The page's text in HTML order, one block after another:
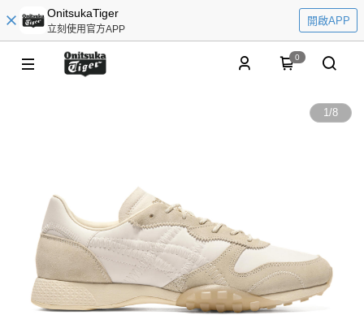
OnitsukaTiger
立刻使用官方APP
開啟APP
0
1/8